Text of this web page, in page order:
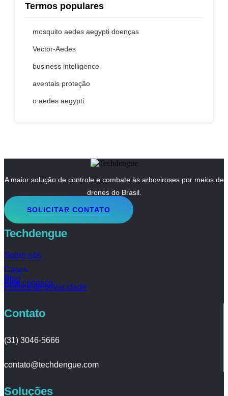
Termos populares
mosquito aedes aegypti doenças
Vector-Aedes
business intelligence
aventais proteção
o aedes aegypti
A maior solução de controle e combate às arboviroses por meios de
drones do Brasil.
SOLICITAR CONTATO
Techdengue
Sobre nós
Cases
Blog
Fale conosco
Política de privacidade
Contato
(31) 3046-5666
contato@techdengue.com
Soluções